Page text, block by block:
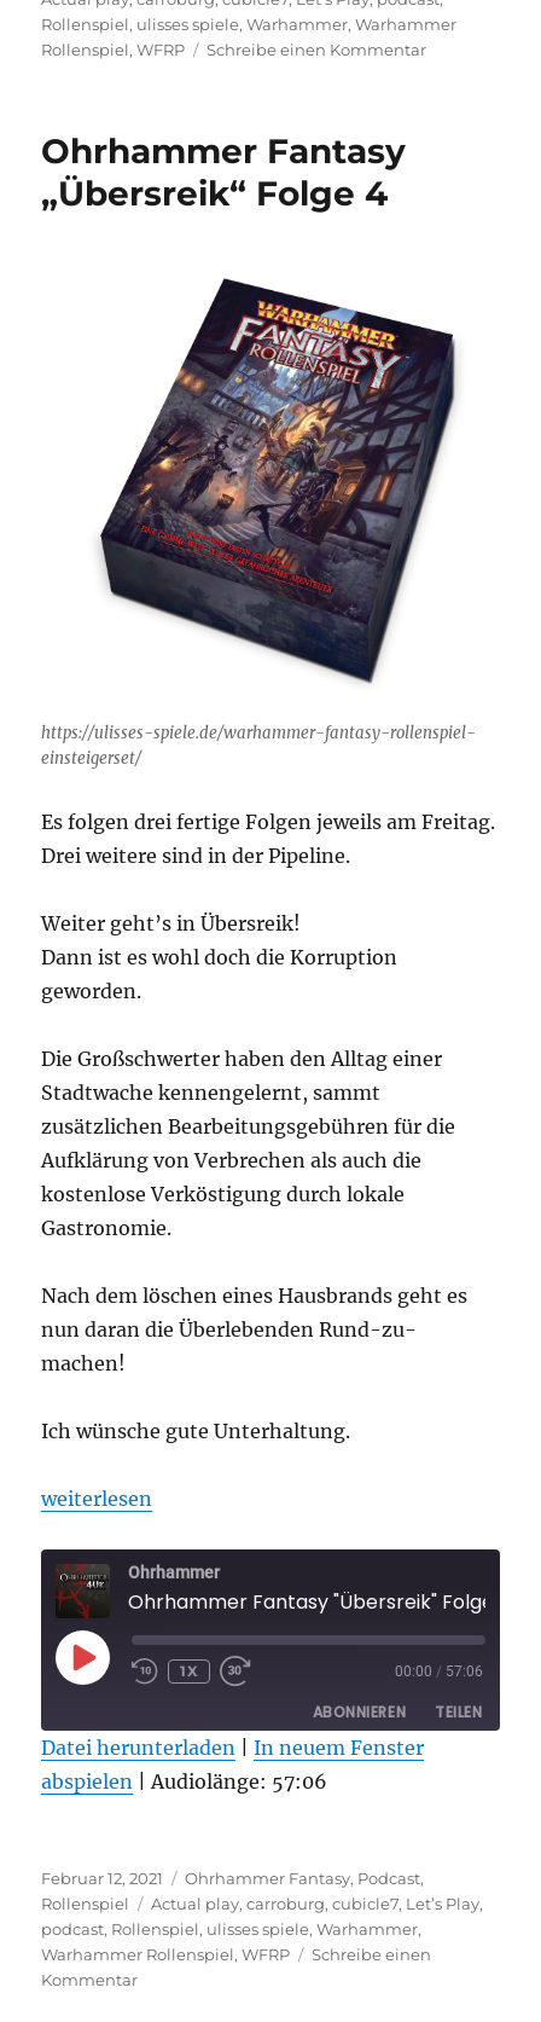
Rollenspiel, ulisses spiele,Warhammer,Warhammer
Rollenspiel,WFRP Schreibe einen Kommentarzu
Ohrhammer Fantasy
„Übersreik“ Folge 4
https://ulisses-spiele.de/warhammer-fantasy-rollenspiel-
einsteigerset/
Es folgen drei fertige Folgen jeweils am Freitag.
Drei weitere sind in der Pipeline.
Weiter geht’s in Übersreik!
Dann ist es wohl doch die Korruption
geworden.
Die Großschwerter haben den Alltag einer
Stadtwache kennengelernt, sammt
zusätzlichen Bearbeitungsgebühren für die
Aufklärung von Verbrechen als auch die
kostenlose Verköstigung durch lokale
Gastronomie.
Nach dem löschen eines Hausbrands geht es
nun daran die Überlebenden Rund-zu-
machen!
Ich wünsche gute Unterhaltung.
„Ohrhammer Fantasy „Übersreik“ Folge 4“
weiterlesen
Ohrhammer
Ohrhammer Fantasy "Übersreik" Folge 4
PLAY
EPISODE
1X 00:00 / 57:06
ABONNIEREN TEILEN
RSS FEED
TEILEN
EMBED
Datei herunterladen |In neuem Fenster
abspielen |Audiolänge: 57:06
Veröffentlicht
am
Februar 12, 2021 Kategorien
Ohrhammer Fantasy, Podcast,
Rollenspiel
Schlagwörter
Actual play,carroburg,cubicle7, Let’s Play,
podcast, Rollenspiel, ulisses spiele,Warhammer,
Warhammer Rollenspiel,WFRP
Schreibe einen
Kommentarzu